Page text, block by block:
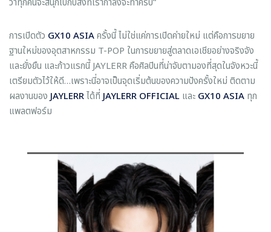
ว่าทุกคนจะสนุกไปกับสิ่งที่เรากำลังจะทำครับ”
การเปิดตัว GX10 ASIAครั้งนี้ ไม่ใช่แค่การเปิดค่ายใหม่ แต่คือการขยาย
ฐานใหม่ของอุตสาหกรรม T-POP ในการขยายสู่ตลาดเอเชียอย่างจริงจัง
และยั่งยืน และก้าวแรกนี้ JAYLERR คือศิลปินที่น่าจับตามองที่สุดในจังหวะนี้
เตรียมตัวไว้ให้ดี…เพราะนี่อาจเป็นจุดเริ่มต้นของความปังครั้งใหม่ ติดตาม
ผลงานของ JAYLERRได้ที่ JAYLERR OFFICIAL และ GX10 ASIA ทุก
แพลตฟอร์ม